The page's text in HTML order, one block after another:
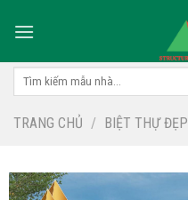
Tìm
TRANG CHỦ / BIỆT THỰ ĐẸP